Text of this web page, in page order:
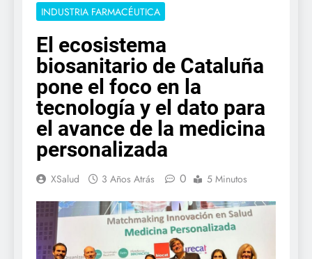
INDUSTRIA FARMACÉUTICA
El ecosistema
biosanitario de Cataluña
pone el foco en la
tecnología y el dato para
el avance de la medicina
personalizada
XSalud 3 Años Atrás 0 5 Minutos